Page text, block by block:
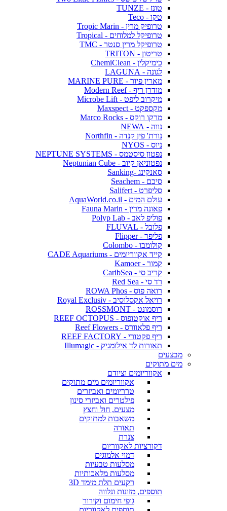
טונז - TUNZE
טקו - Teco
טרופיק מרין - Tropic Marin
טרופיקל למלוחים - Tropical
טרופיקל מרין סנטר - TMC
טריטון - TRITON
כימיקלין - ChemiClean
לגונה - LAGUNA
מארין פיור - MARINE PURE
מודרן ריף - Modern Reef
מיקרוב ליפט - Microbe Lift
מקספקט - Maxspect
מרקו רוקס - Marco Rocks
נווה - NEWA
נורת' פין קנדה - Northfin
ניוס - NYOS
נפטון סיסטמס - NEPTUNE SYSTEMS
נפטוניאן קיוב - Neptunian Cube
סאנקינג -Sanking
סיכם - Seachem
סליפרט - Salifert
עולם המים - AquaWorld.co.il
פאונה מרין - Fauna Marin
פוליפ לאב - Polyp Lab
פלובל - FLUVAL
פליפר - Flipper
קולומבו - Colombo
קייד אקווריומים - CADE Aquariums
קמור - Kamoer
קריב סי - CaribSea
רד סי - Red Sea
רואה פוס - ROWA Phos
רויאל אקסלוסיב - Royal Exclusiv
רוסמונט - ROSSMONT
ריף אוקטופוס - REEF OCTOPUS
ריף פלאוורס - Reef Flowers
ריף פקטורי - REEF FACTORY
תאורות לד אילומגיק - Illumagic
מבצעים
מים מתוקים
אקווריומים וציודם
אקווריומים מים מתוקים
טרריומים ואביזרים
פילטרים ואביזרי סינון
מצעים, חול וחצץ
משאבות למתוקים
תאורה
צנרת
דקורציות לאקווריום
דמוי אלמוגים
מסלעות טבעיות
מסלעות מלאכותיות
רקעים תלת מימד 3D
תוספים, מזונות ונלווה
גופי חימום וקירור